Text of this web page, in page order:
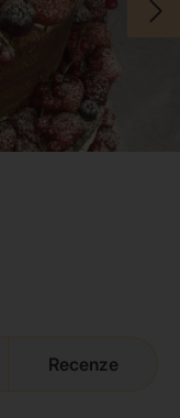
Recenze